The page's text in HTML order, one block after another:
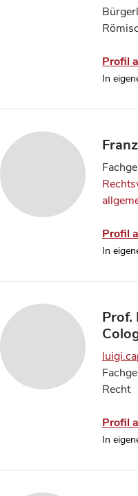
Profil
In
Profil
In
Prof.
Recht
Profil
In